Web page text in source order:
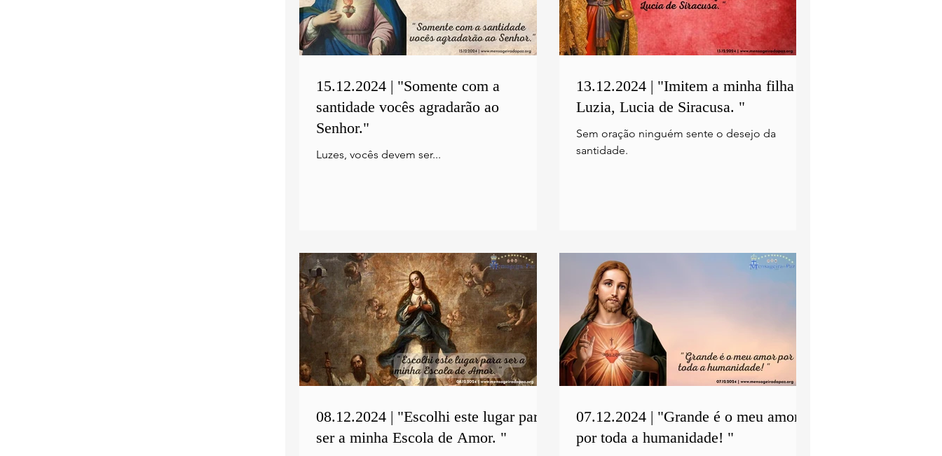
15.12.2024 | "Somente com a
santidade vocês agradarão ao
Senhor."
Luzes, vocês devem ser...
13.12.2024 | "Imitem a minha filha
Luzia, Lucia de Siracusa. "
Sem oração ninguém sente o desejo da
santidade.
08.12.2024 | "Escolhi este lugar para
ser a minha Escola de Amor. "
07.12.2024 | "Grande é o meu amor
por toda a humanidade! "